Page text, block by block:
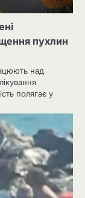
пухлин
над
полягає у